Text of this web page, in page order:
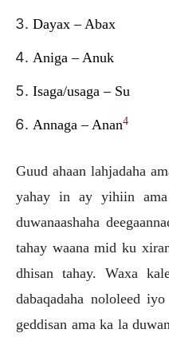
Dayax – Abax
Aniga – Anuk
Isaga/usaga – Su
Annaga – Anan4
Guud ahaan lahjadaha
yahay in ay yihiin
duwanaashaha
tahay waana mid ku
dhisan tahay. Waxa
dabaqadaha nololeed
geddisan ama ka la